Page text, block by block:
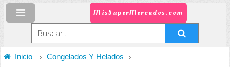
MisSuperMercados.com
Inicio
Congelados Y Helados